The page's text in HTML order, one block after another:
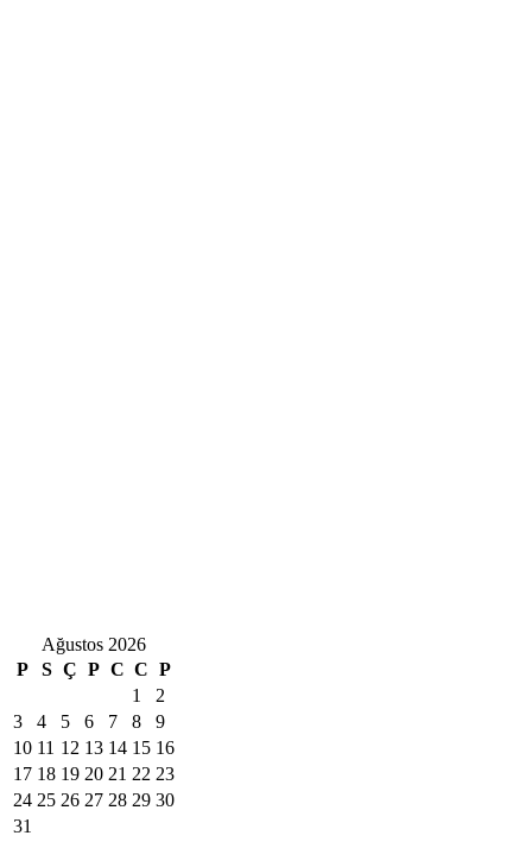
Ağustos 2026
P
S Ç P C C P
1
2
3
4 5 6 7 8
9
10 11 12 13 14 15 16
17 18 19 20 21 22 23
24 25 26 27 28 29 30
31